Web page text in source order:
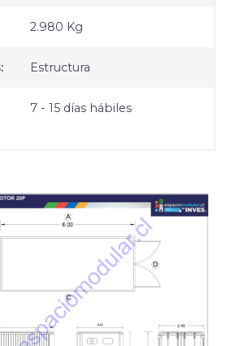
2.980 Kg
Estructura
7 - 15 días hábiles